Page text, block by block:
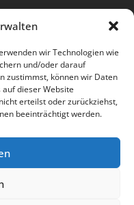
wir Technologien wie
und/oder darauf
zustimmst, können wir Daten
dieser Website
erteilst oder zurückziehst,
beeinträchtigt werden.
Uhr